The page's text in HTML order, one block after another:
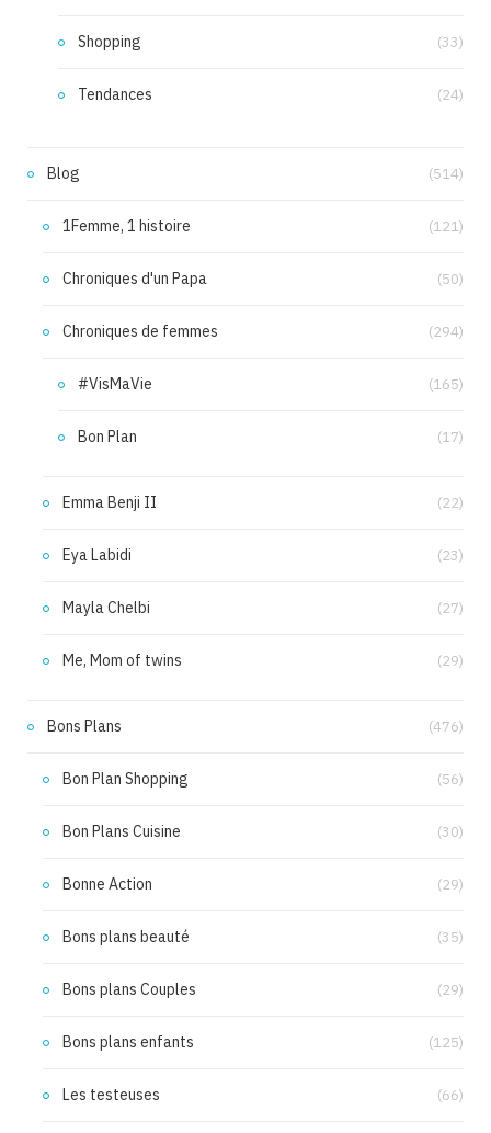
Shopping (33)
Tendances (24)
Blog (514)
1Femme, 1 histoire (121)
Chroniques d'un Papa (50)
Chroniques de femmes (294)
#VisMaVie (165)
Bon Plan (17)
Emma Benji II (22)
Eya Labidi (23)
Mayla Chelbi (27)
Me, Mom of twins (29)
Bons Plans (476)
Bon Plan Shopping (56)
Bon Plans Cuisine (30)
Bonne Action (29)
Bons plans beauté (35)
Bons plans Couples (29)
Bons plans enfants (125)
Les testeuses (66)